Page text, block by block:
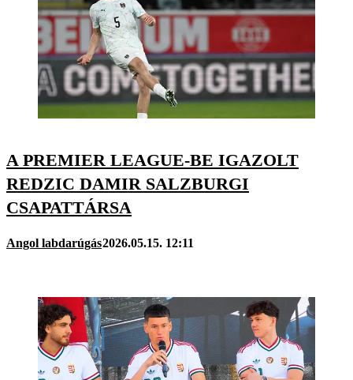
A PREMIER LEAGUE-BE IGAZOLT
REDZIC DAMIR SALZBURGI
CSAPATTÁRSA
Angol labdarúgás2026.05.15. 12:11